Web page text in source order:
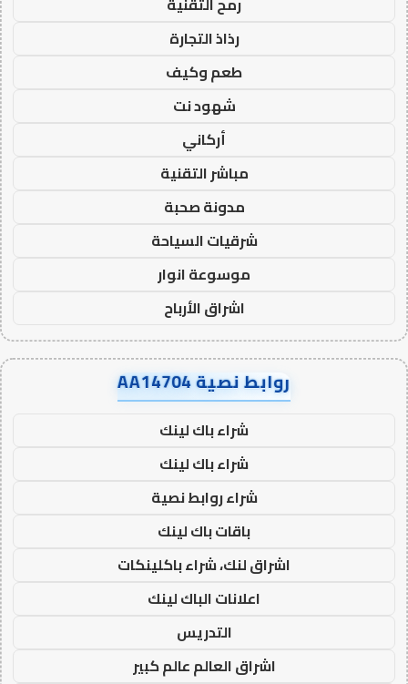
رذاذ التجارة
طعم وكيف
شهود نت
أركاني
مباشر التقنية
مدونة صحبة
شرقيات السياحة
موسوعة انوار
اشراق الأرباح
روابط نصية AA14704
شراء باك لينك
شراء باك لينك
شراء روابط نصية
باقات باك لينك
اشراق لنك، شراء باكلينكات
اعلانات الباك لينك
التدريس
اشراق العالم عالم كبير